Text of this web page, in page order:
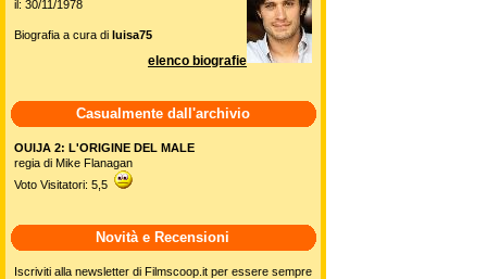
il: 30/11/1978
Biografia a cura di luisa75
elenco biografie
Casualmente dall'archivio
OUIJA 2: L'ORIGINE DEL MALE
regia di Mike Flanagan
Voto Visitatori: 5,5
Novità e Recensioni
Iscriviti alla newsletter di Filmscoop.it per essere sempre